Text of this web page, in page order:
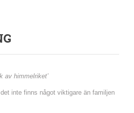
av himmelriket’
inte finns något viktigare än familjen